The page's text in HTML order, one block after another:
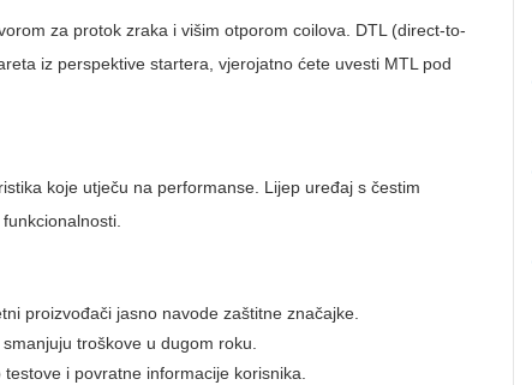
za protok zraka i višim otporom coilova. DTL (direct-to-
iz perspektive startera, vjerojatno ćete uvesti MTL pod
koje utječu na performanse. Lijep uređaj s čestim
proizvođači jasno navode zaštitne značajke.
troškove u dugom roku.
i povratne informacije korisnika.